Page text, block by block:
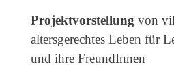
Ortstermin
Vermittlung
aktuelle Projekte
Projektvorstellung von
altersgerechtes Leben für
und ihre FreundInnen